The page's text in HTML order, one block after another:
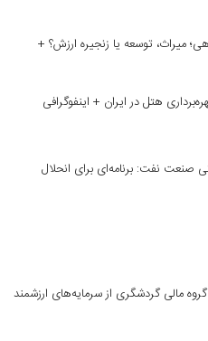
میراث، توسعه یا زنجیره ارزش؟ +
هتل در ایران + اینفوگرافی
نفت: برنامه‌ای برای انحلال
مالی گردشگری از سرمایه‌های ارزشمند